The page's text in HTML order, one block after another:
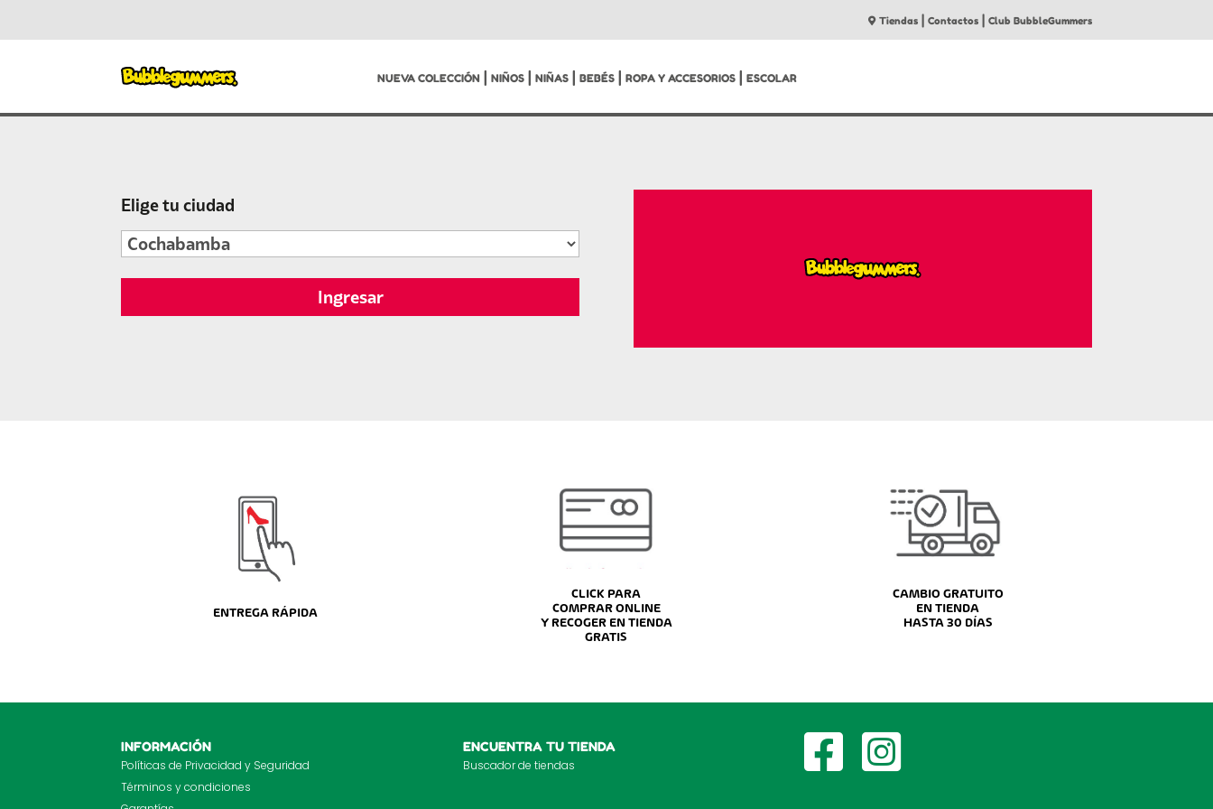
Tiendas| Contactos| Club BubbleGummers
NUEVA COLECCIÓN | NIÑOS | NIÑAS | BEBÉS | ROPA Y ACCESORIOS | ESCOLAR
Elige tu ciudad
Ingresar
ENTREGA RÁPIDA
CLICK PARA
COMPRAR ONLINE
Y RECOGER EN TIENDA
GRATIS
CAMBIO GRATUITO
EN TIENDA
HASTA 30 DÍAS
INFORMACIÓN
Políticas de Privacidad y Seguridad
Términos y condiciones
ENCUENTRA TU TIENDA
Buscador de tiendas